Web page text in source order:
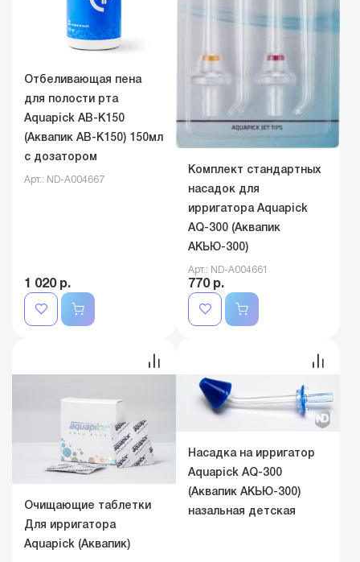
Отбеливающая пена
для полости рта
Aquapick AB-K150
(Аквапик AB-K150) 150мл
с дозатором
Арт.: ND-A004667
1 020 р.
Комплект стандартных
насадок для
ирригатора Aquapick
AQ-300 (Аквапик
АКЬЮ-300)
Арт.: ND-A004661
770 р.
Очищающие таблетки
Для ирригатора
Aquapick (Аквапик)
Насадка на ирригатор
Aquapick AQ-300
(Аквапик АКЬЮ-300)
назальная детская